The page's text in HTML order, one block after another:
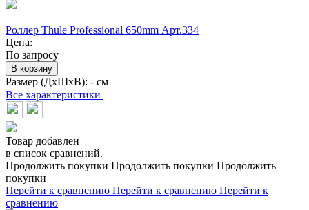
Роллер Thule Professional 650mm Арт.334
Цена:
По запросу
В корзину
Размер (ДхШхВ): - см
Все характеристики
Товар добавлен
в список сравнений.
Продолжить покупки Продолжить покупки Продолжить
покупки
Перейти к сравнению Перейти к сравнению Перейти к
сравнению